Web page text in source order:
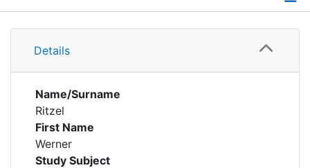
Details
Details
Name/Surname
Ritzel
First Name
Werner
Study Subject